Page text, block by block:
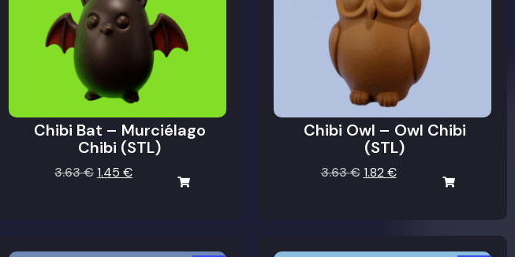
Chibi Bat – Murciélago
Chibi (STL)
3.63€1.45 €
Chibi Owl – Owl Chibi
(STL)
3.63€ 1.82 €